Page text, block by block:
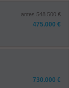
antes 548.500 €
475.000 €
730.000 €